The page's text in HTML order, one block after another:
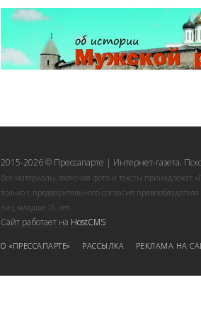
2015-2026 © Прессапарте | Интернет-газета.
Все материалы, включая фото и тексты принадлежат
только с предварительного согласия
лиц младше 16 лет.
Сайт работает на HostCMS
О «ПРЕССАПАРТЕ» РАССЫЛКА РЕКЛАМА НА